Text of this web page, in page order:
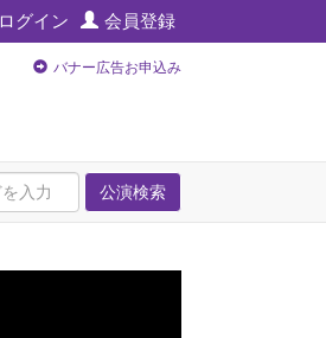
ログイン 会員登録
バナー広告お申込み
公演検索